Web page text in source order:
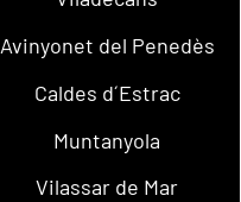
Avinyonet del Penedès
Caldes d´Estrac
Muntanyola
Vilassar de Mar